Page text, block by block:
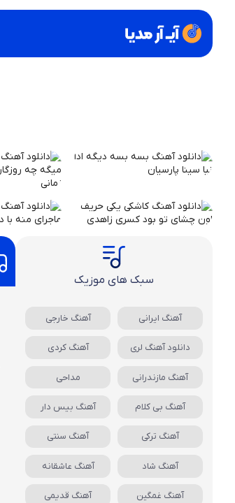
سبک های موزیک
آهنگ ایرانی آهنگ خارجی
دانلود آهنگ لری آهنگ کردی
آهنگ مازندرانی مداحی
آهنگ بی کلام آهنگ بیس دار
آهنگ ترکی آهنگ سنتی
آهنگ شاد آهنگ عاشقانه
آهنگ غمگین آهنگ قدیمی